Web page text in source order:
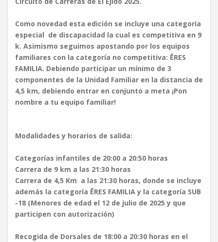
Como novedad esta edición se incluye una categoría
especial de discapacidad la cual es competitiva en 9
k. Asimismo seguimos apostando por los equipos
familiares con la categoría no competitiva: ĒRES
FAMILIA. Debiendo participar un mínimo de 3
componentes de la Unidad Familiar en la distancia de
4,5 km, debiendo entrar en conjunto a meta ¡Pon
nombre a tu equipo familiar!
Modalidades y horarios de salida:
Categorías infantiles de 20:00 a 20:50 horas
Carrera de 9 km a las 21:30 horas
Carrera de 4,5 Km a las 21:30 horas, donde se incluye
además la categoría ĒRES FAMILIA y la categoría SUB
-18 (Menores de edad el 12 de julio de 2025 y que
participen con autorización)
Recogida de Dorsales de 18:00 a 20:30 horas en el